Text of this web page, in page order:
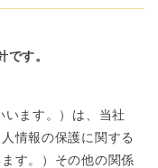
です。
ます。）は、当社
情報の保護に関する
す。）その他の関係